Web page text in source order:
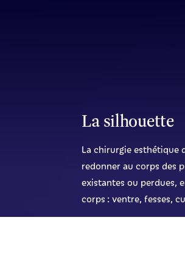
La silhouette
La chirurgie esthétique
redonner au corps des
existantes ou perdues,
corps : ventre, fesses,